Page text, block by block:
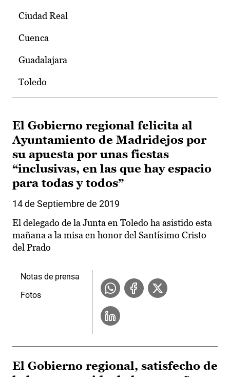
Ciudad Real
Cuenca
Guadalajara
Toledo
El Gobierno regional felicita al
Ayuntamiento de Madridejos por
su apuesta por unas fiestas
“inclusivas, en las que hay espacio
para todas y todos”
14 de Septiembre de 2019
El delegado de la Junta en Toledo ha asistido esta
mañana a la misa en honor del Santísimo Cristo
del Prado
Notas de prensa
Fotos
El Gobierno regional, satisfecho de